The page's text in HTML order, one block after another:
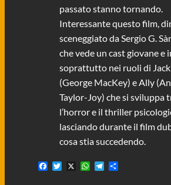
passato stanno tornando.
Interessante questo film,
sceneggiato da Sergio G.
che vede un cast giovane e
soprattutto nei ruoli di Jack
(George MacKey) e Ally
Taylor-Joy) che si sviluppa
l’horror e il thriller
lasciando durante il film
cosa stia succedendo.
F
T
X
W T
C